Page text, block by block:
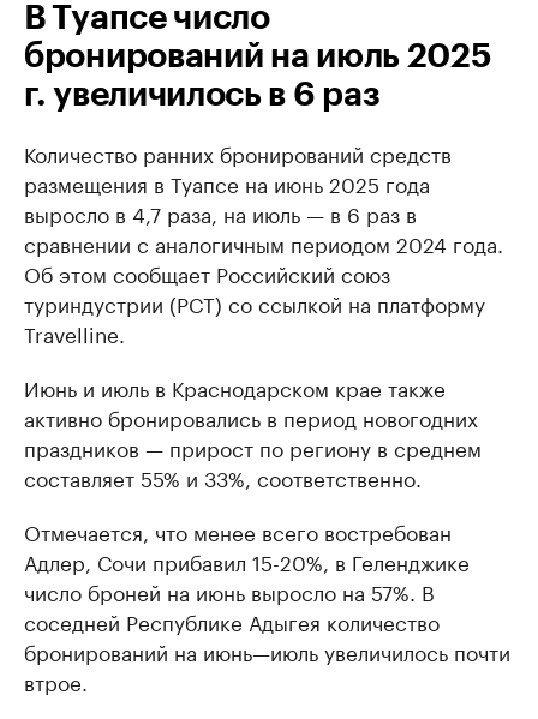
В Туапсе число
бронирований на июль 2025
г. увеличилось в 6 раз
Количество ранних бронирований средств
размещения в Туапсе на июнь 2025 года
выросло в 4,7 раза, на июль — в 6 раз в
сравнении с аналогичным периодом 2024 года.
Об этом сообщает Российский союз
туриндустрии (РСТ) со ссылкой на платформу
Travelline.
Июнь и июль в Краснодарском крае также
активно бронировались в период новогодних
праздников — прирост по региону в среднем
составляет 55% и 33%, соответственно.
Отмечается, что менее всего востребован
Адлер, Сочи прибавил 15-20%, в Геленджике
число броней на июнь выросло на 57%. В
соседней Республике Адыгея количество
бронирований на июнь—июль увеличилось почти
втрое.